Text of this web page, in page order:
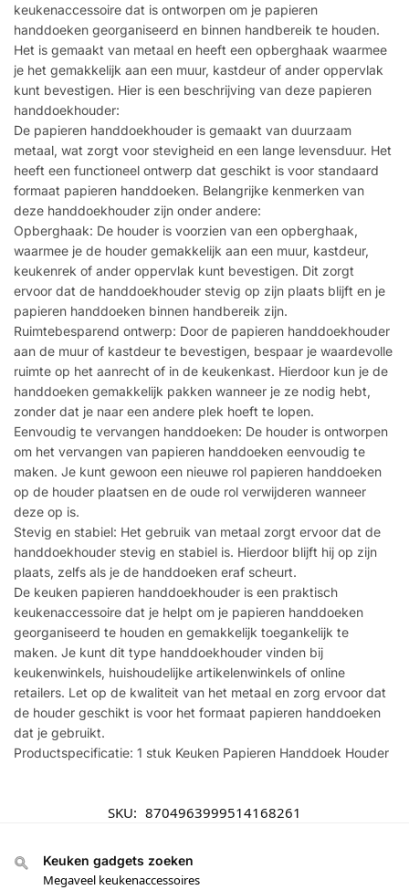
keukenaccessoire dat is ontworpen om je papieren
handdoeken georganiseerd en binnen handbereik te houden.
Het is gemaakt van metaal en heeft een opberghaak waarmee
je het gemakkelijk aan een muur, kastdeur of ander oppervlak
kunt bevestigen. Hier is een beschrijving van deze papieren
handdoekhouder:
De papieren handdoekhouder is gemaakt van duurzaam
metaal, wat zorgt voor stevigheid en een lange levensduur. Het
heeft een functioneel ontwerp dat geschikt is voor standaard
formaat papieren handdoeken. Belangrijke kenmerken van
deze handdoekhouder zijn onder andere:
Opberghaak: De houder is voorzien van een opberghaak,
waarmee je de houder gemakkelijk aan een muur, kastdeur,
keukenrek of ander oppervlak kunt bevestigen. Dit zorgt
ervoor dat de handdoekhouder stevig op zijn plaats blijft en je
papieren handdoeken binnen handbereik zijn.
Ruimtebesparend ontwerp: Door de papieren handdoekhouder
aan de muur of kastdeur te bevestigen, bespaar je waardevolle
ruimte op het aanrecht of in de keukenkast. Hierdoor kun je de
handdoeken gemakkelijk pakken wanneer je ze nodig hebt,
zonder dat je naar een andere plek hoeft te lopen.
Eenvoudig te vervangen handdoeken: De houder is ontworpen
om het vervangen van papieren handdoeken eenvoudig te
maken. Je kunt gewoon een nieuwe rol papieren handdoeken
op de houder plaatsen en de oude rol verwijderen wanneer
deze op is.
Stevig en stabiel: Het gebruik van metaal zorgt ervoor dat de
handdoekhouder stevig en stabiel is. Hierdoor blijft hij op zijn
plaats, zelfs als je de handdoeken eraf scheurt.
De keuken papieren handdoekhouder is een praktisch
keukenaccessoire dat je helpt om je papieren handdoeken
georganiseerd te houden en gemakkelijk toegankelijk te
maken. Je kunt dit type handdoekhouder vinden bij
keukenwinkels, huishoudelijke artikelenwinkels of online
retailers. Let op de kwaliteit van het metaal en zorg ervoor dat
de houder geschikt is voor het formaat papieren handdoeken
dat je gebruikt.
Productspecificatie: 1 stuk Keuken Papieren Handdoek Houder
SKU: 8704963999514168261
Keuken gadgets zoeken
Megaveel keukenaccessoires